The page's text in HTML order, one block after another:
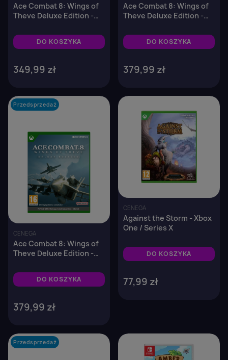
Ace Combat 8: Wings of
Theve Deluxe Edition -
DO KOSZYKA
349,99 zł
Ace Combat 8: Wings of
Theve Deluxe Edition -
DO KOSZYKA
379,99 zł
Przedsprzedaż
CENEGA
Ace Combat 8: Wings of
Theve Deluxe Edition -
DO KOSZYKA
379,99 zł
CENEGA
Against the Storm - Xbox
One / Series X
DO KOSZYKA
77,99 zł
Przedsprzedaż